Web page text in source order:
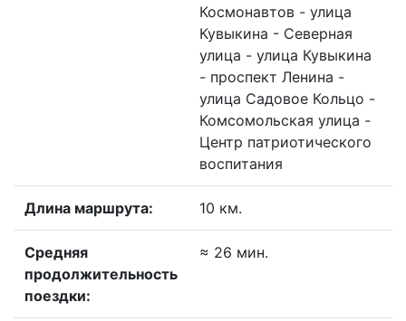
Космонавтов - улица
Кувыкина - Северная
улица - улица Кувыкина
- проспект Ленина -
улица Садовое Кольцо -
Комсомольская улица -
Центр патриотического
воспитания
Длина маршрута: 10 км.
Средняя
продолжительность
поездки:
≈ 26 мин.